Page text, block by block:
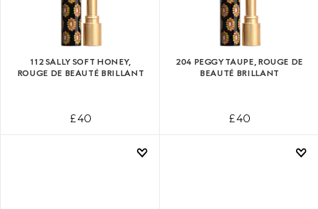
112 SALLY SOFT HONEY,
ROUGE DE BEAUTÉ BRILLANT
£ 40
204 PEGGY TAUPE, ROUGE DE
BEAUTÉ BRILLANT
£ 40